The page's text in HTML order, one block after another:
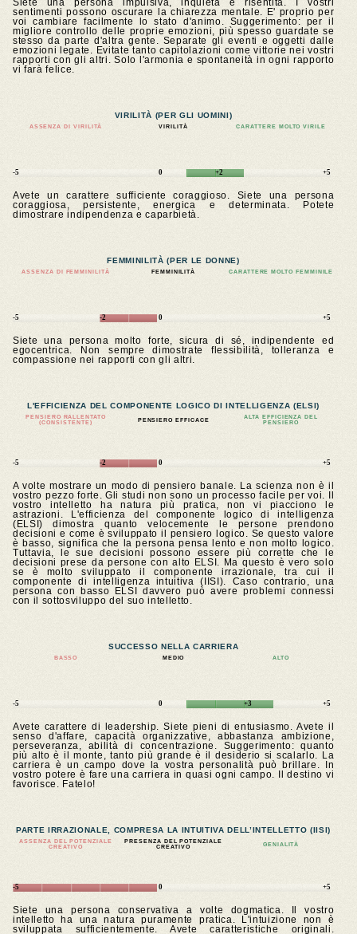
Siete una persona impulsiva, inquieta e risentita. I vostri
sentimenti possono oscurare la chiarezza mentale. E' proprio per
voi cambiare facilmente lo stato d'animo. Suggerimento: per il
migliore controllo delle proprie emozioni, più spesso guardate se
stesso da parte d'altra gente. Separate gli eventi e oggetti dalle
emozioni legate. Evitate tanto capitolazioni come vittorie nei vostri
rapporti con gli altri. Solo l'armonia e spontaneità in ogni rapporto
vi farà felice.
VIRILITÀ (PER GLI UOMINI)
ASSENZA DI VIRILITÀ VIRILITÀ CARATTERE MOLTO VIRILE
-5 0 +2 +5
Avete un carattere sufficiente coraggioso. Siete una persona
coraggiosa, persistente, energica e determinata. Potete
dimostrare indipendenza e caparbietà.
FEMMINILITÀ (PER LE DONNE)
ASSENZA DI FEMMINILITÀ FEMMINILITÀ CARATTERE MOLTO FEMMINILE
-5 -2 0 +5
Siete una persona molto forte, sicura di sé, indipendente ed
egocentrica. Non sempre dimostrate flessibilità, tolleranza e
compassione nei rapporti con gli altri.
L'EFFICIENZA DEL COMPONENTE LOGICO DI INTELLIGENZA (ELSI)
PENSIERO RALLENTATO
(CONSISTENTE)
PENSIERO EFFICACE
ALTA EFFICIENZA DEL
PENSIERO
-5 -2 0 +5
A volte mostrare un modo di pensiero banale. La scienza non è il
vostro pezzo forte. Gli studi non sono un processo facile per voi. Il
vostro intelletto ha natura più pratica, non vi piacciono le
astrazioni. L'efficienza del componente logico di intelligenza
(ELSI) dimostra quanto velocemente le persone prendono
decisioni e come è sviluppato il pensiero logico. Se questo valore
è basso, significa che la persona pensa lento e non molto logico.
Tuttavia, le sue decisioni possono essere più corrette che le
decisioni prese da persone con alto ELSI. Ma questo è vero solo
se è molto sviluppato il componente irrazionale, tra cui il
componente di intelligenza intuitiva (IISI). Caso contrario, una
persona con basso ELSI davvero può avere problemi connessi
con il sottosviluppo del suo intelletto.
SUCCESSO NELLA CARRIERA
BASSO MEDIO ALTO
-5 0 +3 +5
Avete carattere di leadership. Siete pieni di entusiasmo. Avete il
senso d'affare, capacità organizzative, abbastanza ambizione,
perseveranza, abilità di concentrazione. Suggerimento: quanto
più alto è il monte, tanto più grande è il desiderio si scalarlo. La
carriera è un campo dove la vostra personalità può brillare. In
vostro potere è fare una carriera in quasi ogni campo. Il destino vi
favorisce. Fatelo!
PARTE IRRAZIONALE, COMPRESA LA INTUITIVA DELL’INTELLETTO (IISI)
ASSENZA DEL POTENZIALE
CREATIVO
PRESENZA DEL POTENZIALE
CREATIVO
GENIALITÀ
-5 0 +5
Siete una persona conservativa a volte dogmatica. Il vostro
intelletto ha una natura puramente pratica. L'intuizione non è
sviluppata sufficientemente. Avete caratteristiche originali.